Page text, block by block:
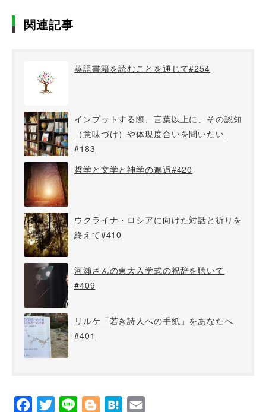
関連記事
英語書籍を読むことを通じて#254
インプットする際、言葉以上に、その認知
（意味づけ）や体現度合いを問いたい
#183
哲学と文学と神学の邂逅#420
ウクライナ・ロシアに向けた対話と祈りを
終えて#410
河瀨さんの東大入学式の祝辞を聴いて
#409
リルケ「若き詩人への手紙」をあなたへ
#401
Facebook
TwitterLine BloggerHatena